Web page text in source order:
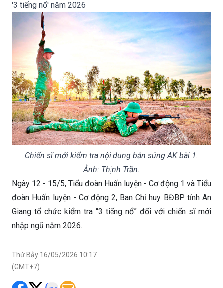
'3 tiếng nổ' năm 2026
Chiến sĩ mới kiểm tra nội dung bắn súng AK bài 1.
Ảnh: Thịnh Trần.
Ngày 12 - 15/5, Tiểu đoàn Huấn luyện - Cơ động 1 và Tiểu
đoàn Huấn luyện - Cơ động 2, Ban Chỉ huy BĐBP tỉnh An
Giang tổ chức kiểm tra “3 tiếng nổ” đối với chiến sĩ mới
nhập ngũ năm 2026.
Thứ Bảy 16/05/2026 10:17
(GMT+7)